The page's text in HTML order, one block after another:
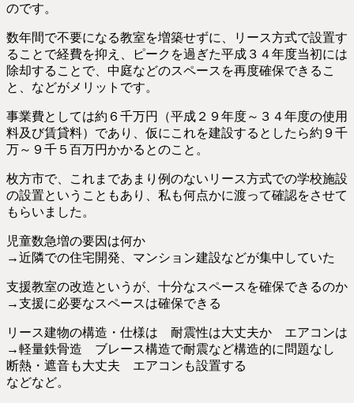
のです。
数年間で不要になる教室を増築せずに、リース方式で設置す
ることで経費を抑え、ピークを過ぎた平成３４年度当初には
除却することで、中庭などのスペースを再度確保できるこ
と、などがメリットです。
事業費としては約６千万円（平成２９年度～３４年度の使用
料及び賃貸料）であり、仮にこれを建設するとしたら約９千
万～９千５百万円かかるとのこと。
枚方市で、これまであまり例のないリース方式での学校施設
の設置ということもあり、私も何点かに渡って確認をさせて
もらいました。
児童数急増の要因は何か
→近隣での住宅開発、マンション建設などが集中していた
支援教室の改造というが、十分なスペースを確保できるのか
→支援に必要なスペースは確保できる
リース建物の構造・仕様は 耐震性は大丈夫か エアコンは
→軽量鉄骨造 ブレース構造で耐震など構造的に問題なし
断熱・遮音も大丈夫 エアコンも設置する
などなど。